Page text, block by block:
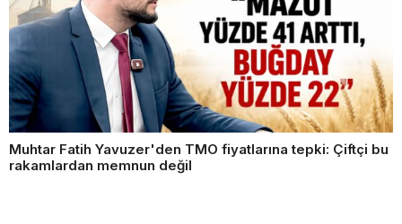
Muhtar Fatih Yavuzer'den TMO fiyatlarına tepki: Çiftçi bu
rakamlardan memnun değil